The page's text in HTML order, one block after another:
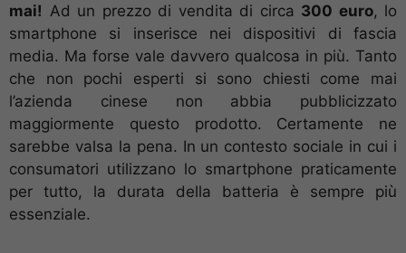
mai! Ad un prezzo di vendita di circa 300 euro, lo
smartphone si inserisce nei dispositivi di fascia
media. Ma forse vale davvero qualcosa in più. Tanto
che non pochi esperti si sono chiesti come mai
l’azienda cinese non abbia pubblicizzato
maggiormente questo prodotto. Certamente ne
sarebbe valsa la pena. In un contesto sociale in cui i
consumatori utilizzano lo smartphone praticamente
per tutto, la durata della batteria è sempre più
essenziale.